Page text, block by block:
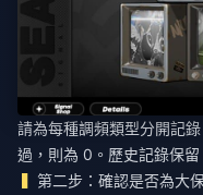
請為每種調頻類型分開記
過，則為 0。歷史記錄保留
第二步：確認是否為大